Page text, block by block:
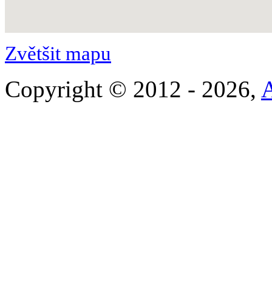
Zvětšit mapu
Copyright © 2012 - 2026,